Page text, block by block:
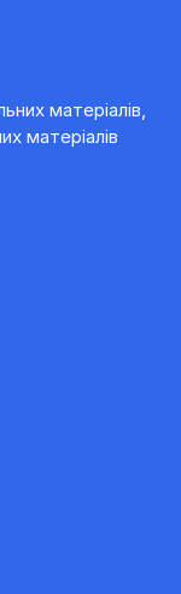
матеріалів,
матеріалів